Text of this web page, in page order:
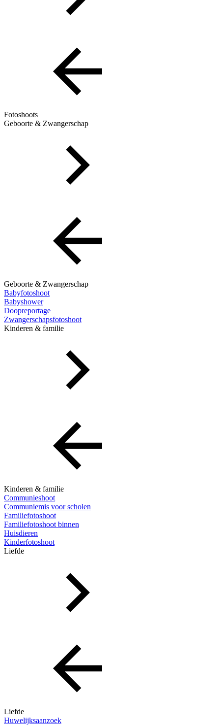
Fotoshoots
Geboorte & Zwangerschap
Geboorte & Zwangerschap
Babyfotoshoot
Babyshower
Doopreportage
Zwangerschapsfotoshoot
Kinderen & familie
Kinderen & familie
Communieshoot
Communiemis voor scholen
Familiefotoshoot
Familiefotoshoot binnen
Huisdieren
Kinderfotoshoot
Liefde
Liefde
Huwelijksaanzoek